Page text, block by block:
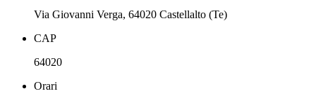
Via Giovanni Verga, 64020 Castellalto (Te)
CAP
64020
Orari